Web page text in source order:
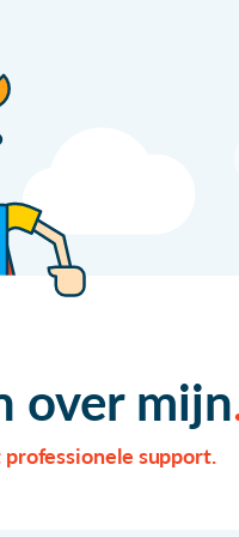
over mijn
support.